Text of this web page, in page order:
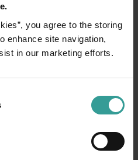
you agree to the storing
enhance site navigation,
in our marketing efforts.
terbuka dalam
tercerah Australia
makan yang imajinatif